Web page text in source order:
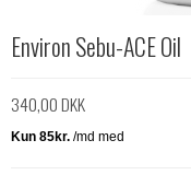
Environ Sebu-ACE Oil
340,00 DKK